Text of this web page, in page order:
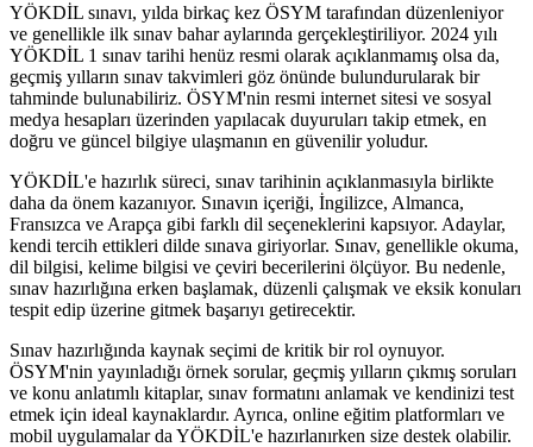
YÖKDİL sınavı, yılda birkaç kez ÖSYM tarafından düzenleniyor
ve genellikle ilk sınav bahar aylarında gerçekleştiriliyor. 2024 yılı
YÖKDİL 1 sınav tarihi henüz resmi olarak açıklanmamış olsa da,
geçmiş yılların sınav takvimleri göz önünde bulundurularak bir
tahminde bulunabiliriz. ÖSYM'nin resmi internet sitesi ve sosyal
medya hesapları üzerinden yapılacak duyuruları takip etmek, en
doğru ve güncel bilgiye ulaşmanın en güvenilir yoludur.
YÖKDİL'e hazırlık süreci, sınav tarihinin açıklanmasıyla birlikte
daha da önem kazanıyor. Sınavın içeriği, İngilizce, Almanca,
Fransızca ve Arapça gibi farklı dil seçeneklerini kapsıyor. Adaylar,
kendi tercih ettikleri dilde sınava giriyorlar. Sınav, genellikle okuma,
dil bilgisi, kelime bilgisi ve çeviri becerilerini ölçüyor. Bu nedenle,
sınav hazırlığına erken başlamak, düzenli çalışmak ve eksik konuları
tespit edip üzerine gitmek başarıyı getirecektir.
Sınav hazırlığında kaynak seçimi de kritik bir rol oynuyor.
ÖSYM'nin yayınladığı örnek sorular, geçmiş yılların çıkmış soruları
ve konu anlatımlı kitaplar, sınav formatını anlamak ve kendinizi test
etmek için ideal kaynaklardır. Ayrıca, online eğitim platformları ve
mobil uygulamalar da YÖKDİL'e hazırlanırken size destek olabilir.